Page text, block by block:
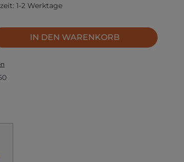
1-2 Werktage
Gib den gewünschten Wert
IN DEN WARENKORB